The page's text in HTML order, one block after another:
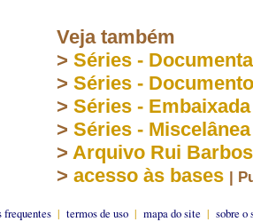
Veja também
> Séries -
> Séries -
> Séries -
> Séries - Miscelânea
> Arquivo Rui
> acesso às bases |
frequentes | termos de uso | mapa do site | sobre o